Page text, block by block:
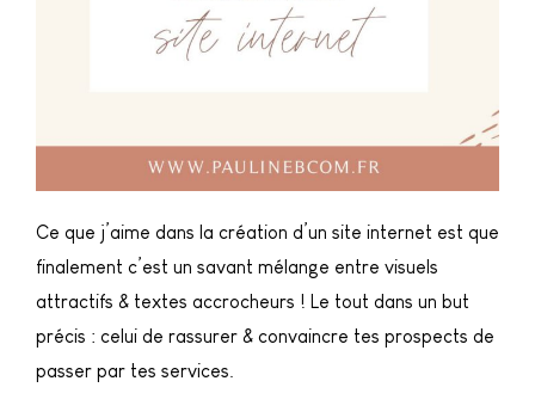
Ce que j’aime dans la création d’un site internet est que
finalement c’est un savant mélange entre visuels
attractifs & textes accrocheurs ! Le tout dans un but
précis : celui de rassurer & convaincre tes prospects de
passer par tes services.